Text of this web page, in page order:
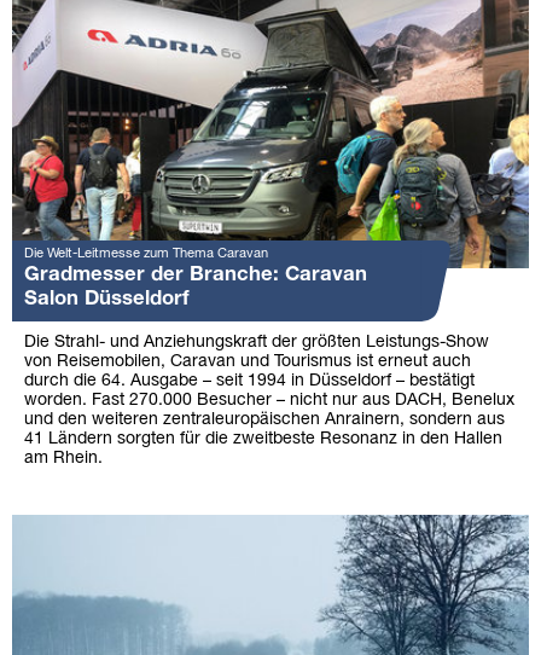
Die Welt-Leitmesse zum Thema Caravan
Gradmesser der Branche: Caravan
Salon Düsseldorf
Die Strahl- und Anziehungskraft der größten Leistungs-Show
von Reisemobilen, Caravan und Tourismus ist erneut auch
durch die 64. Ausgabe – seit 1994 in Düsseldorf – bestätigt
worden. Fast 270.000 Besucher – nicht nur aus DACH, Benelux
und den weiteren zentraleuropäischen Anrainern, sondern aus
41 Ländern sorgten für die zweitbeste Resonanz in den Hallen
am Rhein.